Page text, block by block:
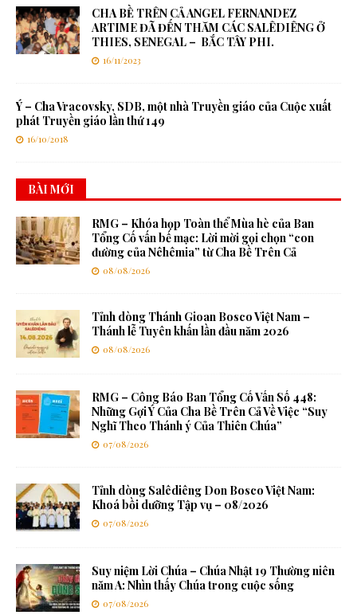
CHA BỀ TRÊN CẢ ANGEL FERNANDEZ
ARTIME ĐÃ ĐẾN THĂM CÁC SALÊDIÊNG Ở
THIES, SENEGAL – BẮC TÂY PHI.
16/11/2023
Ý – Cha Vracovsky, SDB, một nhà Truyền giáo của Cuộc xuất
phát Truyền giáo lần thứ 149
16/10/2018
BÀI MỚI
RMG – Khóa họp Toàn thể Mùa hè của Ban
Tổng Cố vấn bế mạc: Lời mời gọi chọn “con
đường của Nêhêmia” từ Cha Bề Trên Cả
08/08/2026
Tỉnh dòng Thánh Gioan Bosco Việt Nam –
Thánh lễ Tuyên khấn lần đầu năm 2026
08/08/2026
RMG – Công Báo Ban Tổng Cố Vấn Số 448:
Những Gợi Ý Của Cha Bề Trên Cả Về Việc “Suy
Nghĩ Theo Thánh ý Của Thiên Chúa”
07/08/2026
Tỉnh dòng Salêdiêng Don Bosco Việt Nam:
Khoá bồi dưỡng Tập vụ – 08/2026
07/08/2026
Suy niệm Lời Chúa – Chúa Nhật 19 Thường niên
năm A: Nhìn thấy Chúa trong cuộc sống
07/08/2026